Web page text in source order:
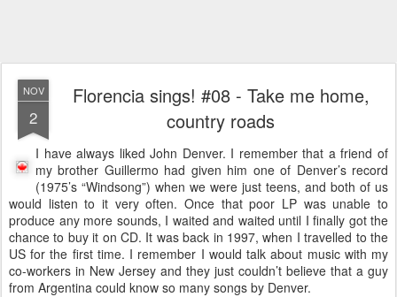
NOV
2
Florencia sings! #08 - Take me home,
country roads
I have always liked John Denver. I remember that a friend of
my brother Guillermo had given him one of Denver’s record
(1975’s “Windsong”) when we were just teens, and both of us
would listen to it very often. Once that poor LP was unable to
produce any more sounds, I waited and waited until I finally got the
chance to buy it on CD. It was back in 1997, when I travelled to the
US for the first time. I remember I would talk about music with my
co-workers in New Jersey and they just couldn’t believe that a guy
from Argentina could know so many songs by Denver.